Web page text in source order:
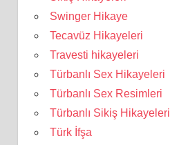
Swinger Hikaye
Tecavüz Hikayeleri
Travesti hikayeleri
Türbanlı Sex Hikayeleri
Türbanlı Sex Resimleri
Türbanlı Sikiş Hikayeleri
Türk İfşa